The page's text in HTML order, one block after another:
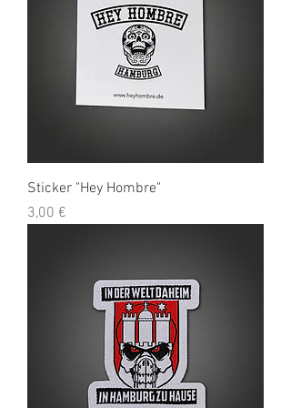
Sticker "Hey Hombre"
Preis
3,00 €